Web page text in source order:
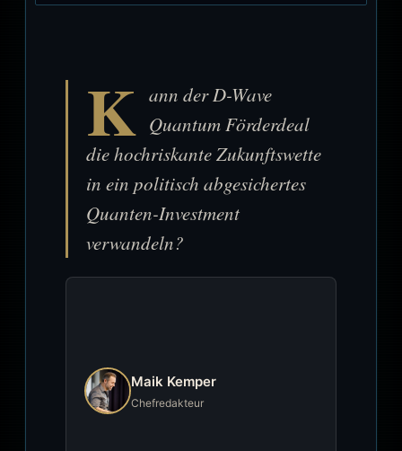
K ann der D-Wave
Quantum Förderdeal
die hochriskante Zukunftswette
in ein politisch abgesichertes
Quanten-Investment
verwandeln?
Maik Kemper
Chefredakteur